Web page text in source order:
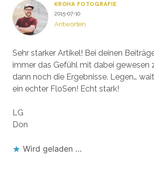
KROHA FOTOGRAFIE
2015-07-10
Antworten
Sehr starker Artikel! Bei deinen
immer das Gefühl mit dabei gewesen
dann noch die Ergebnisse. Legen…
ein echter FloSen! Echt stark!
LG
Don
Wird geladen …